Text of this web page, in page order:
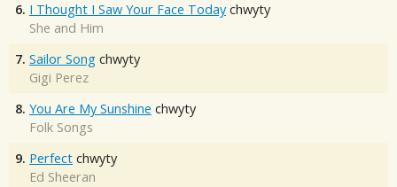
6. I Thought I Saw Your Face Today chwyty
She and Him
7. Sailor Song chwyty
Gigi Perez
8. You Are My Sunshine chwyty
Folk Songs
9. Perfect chwyty
Ed Sheeran